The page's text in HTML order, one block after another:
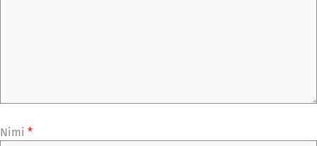
Nimi *